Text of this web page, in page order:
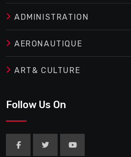
ADMINISTRATION
AERONAUTIQUE
ART& CULTURE
Follow Us On